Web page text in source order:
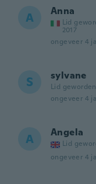
A Anna
Lid
2017
ongeveer 4
S sylvane
Lid
ongeveer 4
A Angela
Lid
ongeveer 4